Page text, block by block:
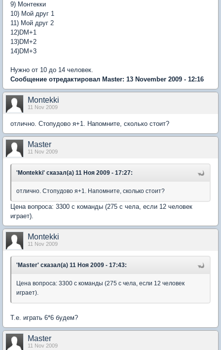
9) Монтекки
10) Мой друг 1
11) Мой друг 2
12)DM+1
13)DM+2
14)DM+3
Нужно от 10 до 14 человек.
Сообщение отредактировал Master: 13 November 2009 - 12:16
Montekki
11 Nov 2009
отлично. Стопудово я+1. Напомните, сколько стоит?
Master
11 Nov 2009
'Montekki' сказал(а) 11 Ноя 2009 - 17:27:
отлично. Стопудово я+1. Напомните, сколько стоит?
Цена вопроса: 3300 с команды (275 с чела, если 12 человек
играет).
Montekki
11 Nov 2009
'Master' сказал(а) 11 Ноя 2009 - 17:43:
Цена вопроса: 3300 с команды (275 с чела, если 12 человек
играет).
Т.е. играть 6*6 будем?
Master
11 Nov 2009